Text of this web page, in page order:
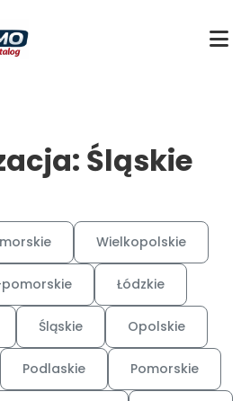
Śląskie
Wielkopolskie
Łódzkie
Śląskie Opolskie
Podlaskie Pomorskie